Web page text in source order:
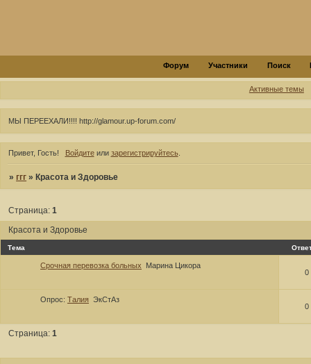
Форум Участники Поиск
Активные темы
МЫ ПЕРЕЕХАЛИ!!!! http://glamour.up-forum.com/
Привет, Гость! Войдитеили зарегистрируйтесь.
» ггг »Красота и Здоровье
Красота и Здоровье
Страница:1
Тема
Срочная перевозка больных
Марина Цикора
0
Опрос: Талия ЭкСтАз
0
Страница:1